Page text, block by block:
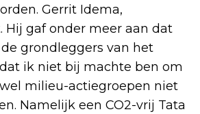
Gerrit Idema,
gaf onder meer aan dat
grondleggers van het
ik niet bij machte ben om
milieu-actiegroepen niet
Namelijk een CO2-vrij Tata